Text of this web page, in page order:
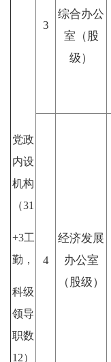
党政
内设
机构
（31
+3工
勤，
科级
领导
职数
12）
3
综合办公
室（股
级）
4
经济发展
办公室
（股级）